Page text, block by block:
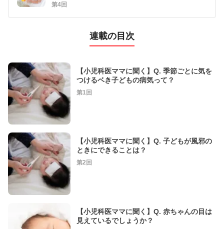
第4回
連載の目次
【小児科医ママに聞く】Q. 季節ごとに気を
つけるベき子どもの病気って？
第1回
【小児科医ママに聞く】Q. 子どもが風邪の
ときにできることは？
第2回
【小児科医ママに聞く】Q. 赤ちゃんの目は
見えているでしょうか？